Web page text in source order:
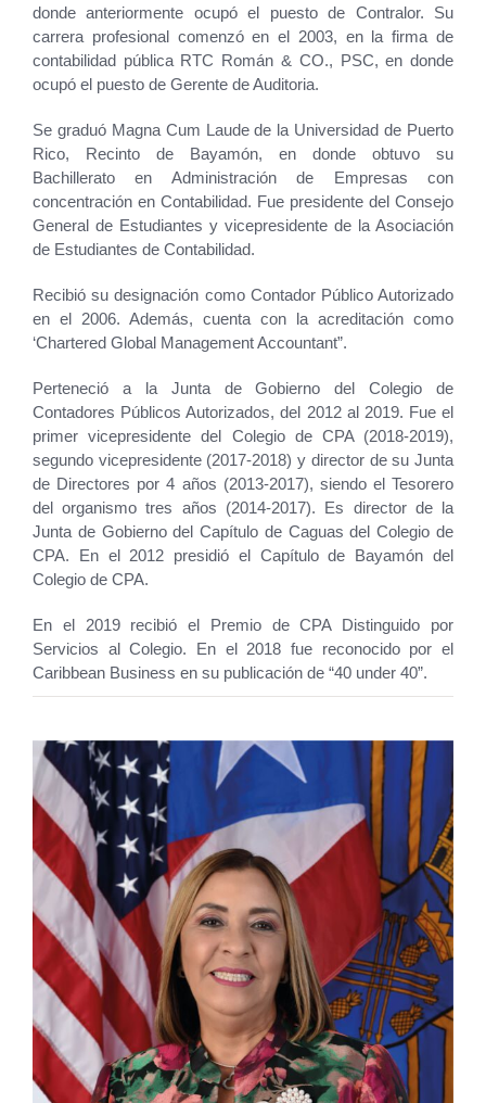
donde anteriormente ocupó el puesto de Contralor. Su
carrera profesional comenzó en el 2003, en la firma de
contabilidad pública RTC Román & CO., PSC, en donde
ocupó el puesto de Gerente de Auditoria.
Se graduó Magna Cum Laude de la Universidad de Puerto
Rico, Recinto de Bayamón, en donde obtuvo su
Bachillerato en Administración de Empresas con
concentración en Contabilidad. Fue presidente del Consejo
General de Estudiantes y vicepresidente de la Asociación
de Estudiantes de Contabilidad.
Recibió su designación como Contador Público Autorizado
en el 2006. Además, cuenta con la acreditación como
‘Chartered Global Management Accountant”.
Perteneció a la Junta de Gobierno del Colegio de
Contadores Públicos Autorizados, del 2012 al 2019. Fue el
primer vicepresidente del Colegio de CPA (2018-2019),
segundo vicepresidente (2017-2018) y director de su Junta
de Directores por 4 años (2013-2017), siendo el Tesorero
del organismo tres años (2014-2017). Es director de la
Junta de Gobierno del Capítulo de Caguas del Colegio de
CPA. En el 2012 presidió el Capítulo de Bayamón del
Colegio de CPA.
En el 2019 recibió el Premio de CPA Distinguido por
Servicios al Colegio. En el 2018 fue reconocido por el
Caribbean Business en su publicación de “40 under 40”.